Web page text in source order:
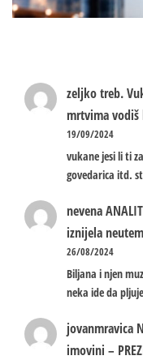
zeljko treb.
mrtvima
19/09/2024
vukane jesi li ti
govedarica itd.
nevena
iznijela
26/08/2024
Biljana i njen
neka ide da
jovanmravica
imovini –